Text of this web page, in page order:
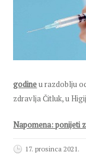
godineu razdoblju
zdravlja Čitluk, u
Napomena: ponijeti
17. prosinca 2021.